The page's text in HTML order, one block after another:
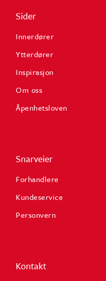
Sider
Innerdører
Ytterdører
Inspirasjon
Om oss
Åpenhetsloven
Snarveier
Forhandlere
Kundeservice
Personvern
Kontakt